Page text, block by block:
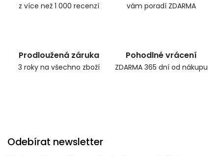
z více než 1 000 recenzí vám poradí ZDARMA
Prodloužená záruka
3 roky na všechno zboží
Pohodlné vrácení
ZDARMA 365 dní od nákupu
Odebírat newsletter